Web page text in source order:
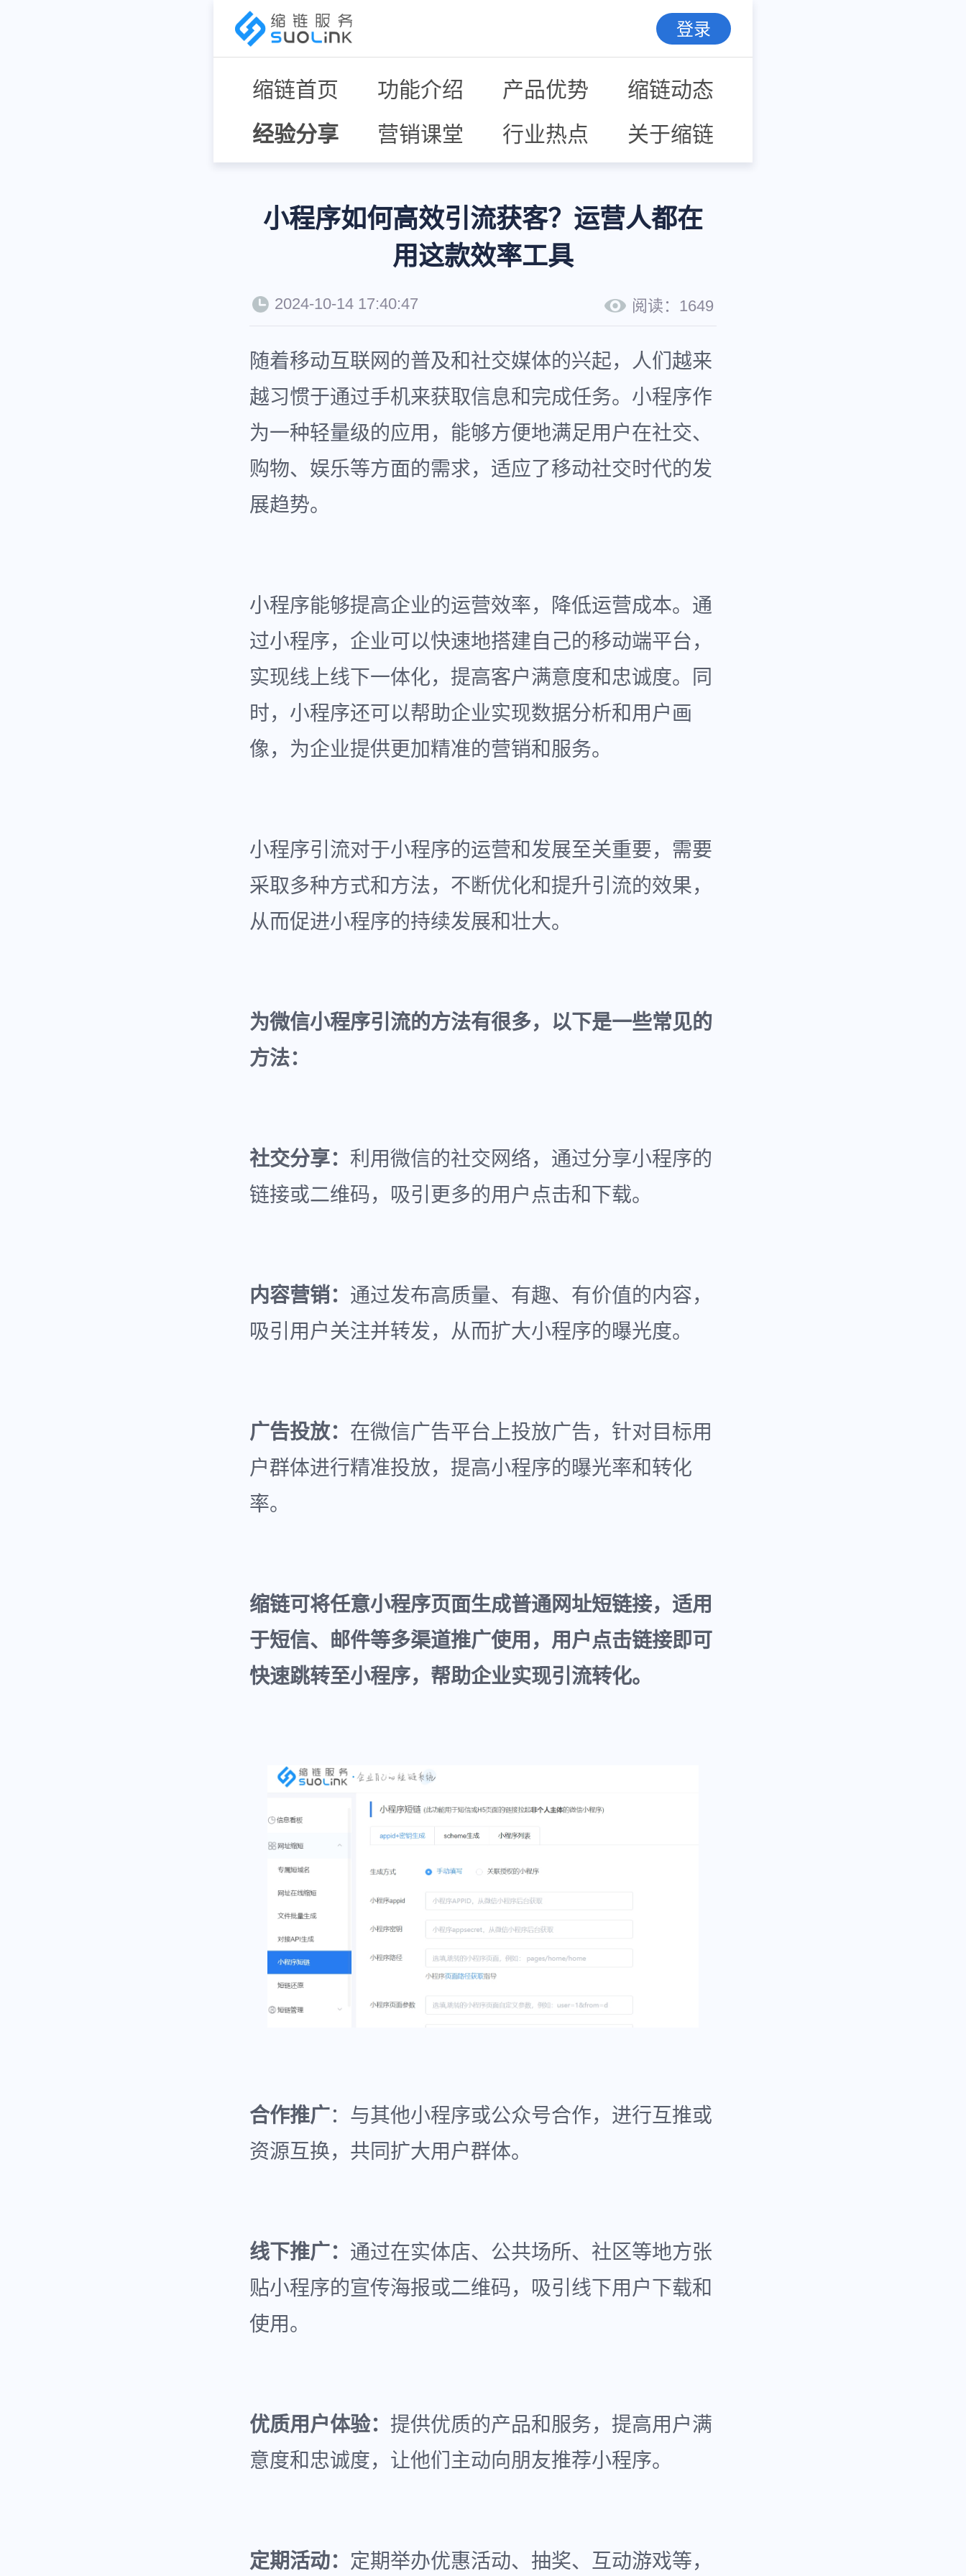
登录
缩链首页 功能介绍 产品优势
缩链动态
经验分享
营销课堂 行业热点 关于缩链
小程序如何高效引流获客？运营人都在
用这款效率工具
2024-10-14 17:40:47 阅读： 1649
随着移动互联网的普及和社交媒体的兴起，人们越来
越习惯于通过手机来获取信息和完成任务。小程序作
为一种轻量级的应用，能够方便地满足用户在社交、
购物、娱乐等方面的需求，适应了移动社交时代的发
展趋势。
小程序能够提高企业的运营效率，降低运营成本。通
过小程序，企业可以快速地搭建自己的移动端平台，
实现线上线下一体化，提高客户满意度和忠诚度。同
时，小程序还可以帮助企业实现数据分析和用户画
像，为企业提供更加精准的营销和服务。
小程序引流对于小程序的运营和发展至关重要，需要
采取多种方式和方法，不断优化和提升引流的效果，
从而促进小程序的持续发展和壮大。
为微信小程序引流的方法有很多，以下是一些常见的
方法：
社交分享： 利用微信的社交网络，通过分享小程序的
链接或二维码，吸引更多的用户点击和下载。
内容营销： 通过发布高质量、有趣、有价值的内容，
吸引用户关注并转发，从而扩大小程序的曝光度。
广告投放： 在微信广告平台上投放广告，针对目标用
户群体进行精准投放，提高小程序的曝光率和转化
率。
缩链可将任意小程序页面生成普通网址短链接，适用
于短信、邮件等多渠道推广使用，用户点击链接即可
快速跳转至小程序，帮助企业实现引流转化。
合作推广：与其他小程序或公众号合作，进行互推或
资源互换，共同扩大用户群体。
线下推广： 通过在实体店、公共场所、社区等地方张
贴小程序的宣传海报或二维码，吸引线下用户下载和
使用。
优质用户体验： 提供优质的产品和服务，提高用户满
意度和忠诚度，让他们主动向朋友推荐小程序。
定期活动： 定期举办优惠活动、抽奖、互动游戏等，